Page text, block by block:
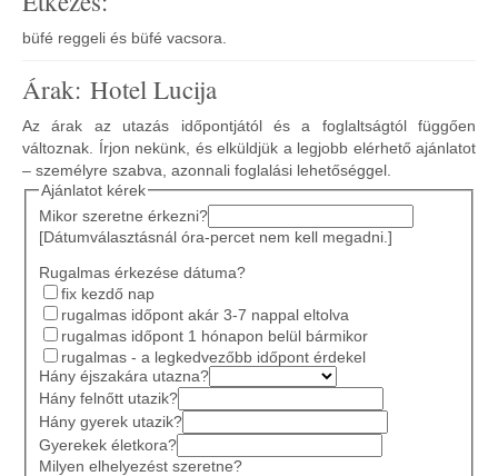
büfé reggeli és büfé vacsora.
Árak: Hotel Lucija
Az árak az utazás időpontjától és a foglaltságtól függően
változnak. Írjon nekünk, és elküldjük a legjobb elérhető ajánlatot
– személyre szabva, azonnali foglalási lehetőséggel.
Ajánlatot kérek
Mikor szeretne érkezni?
[Dátumválasztásnál óra-percet nem kell megadni.]
Rugalmas érkezése dátuma?
fix kezdő nap
rugalmas időpont akár 3-7 nappal eltolva
rugalmas időpont 1 hónapon belül bármikor
rugalmas - a legkedvezőbb időpont érdekel
Hány éjszakára utazna?
Hány felnőtt utazik?
Hány gyerek utazik?
Gyerekek életkora?
Milyen elhelyezést szeretne?